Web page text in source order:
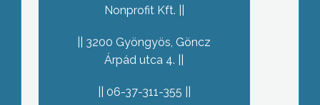
Nonprofit Kft.
3200 Gyöngyös, Göncz
Árpád utca 4.
06-37-311-355